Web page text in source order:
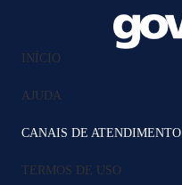
INÍCIO
AJUDA
CANAIS DE ATENDIMENTO
TERMOS DE USO